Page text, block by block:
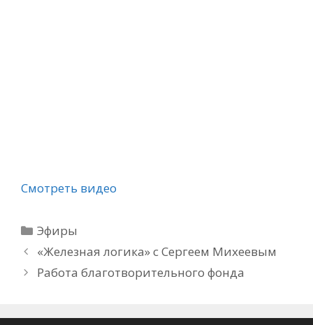
Смотреть видео
Рубрики
Эфиры
«Железная логика» с Сергеем Михеевым
Работа благотворительного фонда